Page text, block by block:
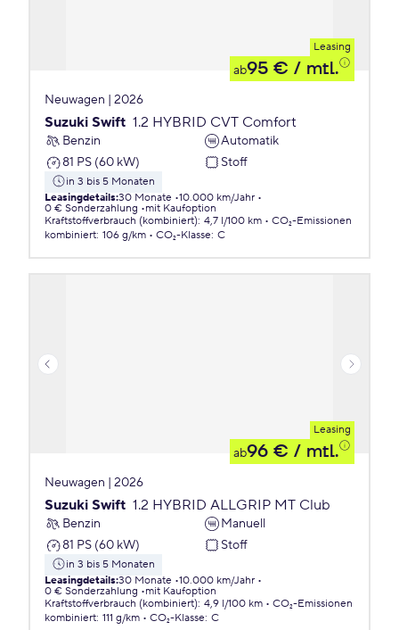
Leasing
ab95 € / mtl.
Neuwagen | 2026
Suzuki Swift 1.2 HYBRID CVT Comfort
Benzin
Automatik
81 PS (60 kW)
Stoff
in 3 bis 5 Monaten
Leasingdetails:30 Monate 10.000 km/Jahr
0 € Sonderzahlung
mit Kaufoption
Kraftstoffverbrauch (kombiniert): 4,7 l/100 km
CO₂-Emissionen
kombiniert: 106 g/km CO₂-Klasse: C
Leasing
ab96 € / mtl.
Neuwagen | 2026
Suzuki Swift 1.2 HYBRID ALLGRIP MT Club
Benzin
Manuell
81 PS (60 kW)
Stoff
in 3 bis 5 Monaten
Leasingdetails:30 Monate 10.000 km/Jahr
0 € Sonderzahlung
mit Kaufoption
Kraftstoffverbrauch (kombiniert): 4,9 l/100 km
CO₂-Emissionen
kombiniert: 111 g/km CO₂-Klasse: C